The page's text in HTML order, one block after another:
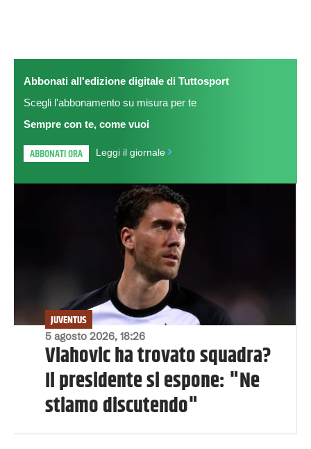
Abbonati all'edizione digitale di Tuttosport
Scegli l'abbonamento su misura per te
Sempre con te, come vuoi
ABBONATI ORA Leggi il giornale
5 agosto 2026, 18:26
JUVENTUS
Vlahovic ha trovato squadra?
Il presidente si espone: "Ne
stiamo discutendo"